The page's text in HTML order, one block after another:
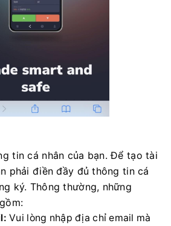
tin cá nhân của bạn. Để tạo tài
phải điền đầy đủ thông tin cá
ký. Thông thường, những
Vui lòng nhập địa chỉ email mà